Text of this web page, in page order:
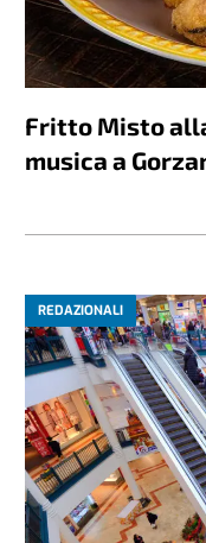
Fritto Misto
musica a
REDAZIONALI